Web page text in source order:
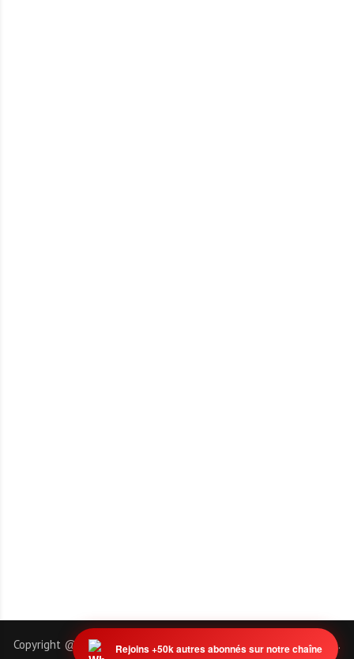
Copyright @ 2011-2026 | EmploiTogo.INFO. Tous droits réservés.
Rejoins +50k autres abonnés sur notre chaîne